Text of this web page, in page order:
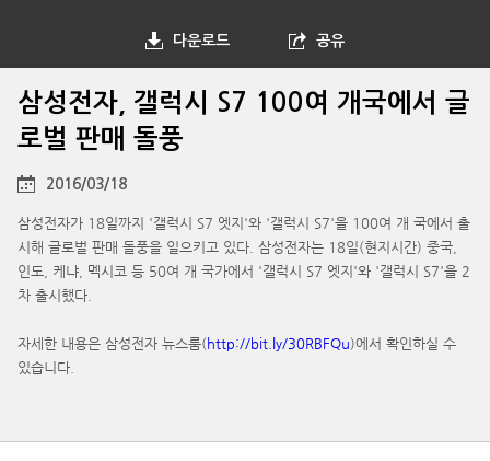
다운로드 공유
삼성전자, 갤럭시 S7 100여 개국에서 글
로벌 판매 돌풍
2016/03/18
삼성전자가 18일까지 '갤럭시 S7 엣지'와 '갤럭시 S7'을 100여 개 국에서 출
시해 글로벌 판매 돌풍을 일으키고 있다. 삼성전자는 18일(현지시간) 중국,
인도, 케냐, 멕시코 등 50여 개 국가에서 '갤럭시 S7 엣지'와 '갤럭시 S7'을 2
차 출시했다.
자세한 내용은 삼성전자 뉴스룸(http://bit.ly/30RBFQu)에서 확인하실 수
있습니다.